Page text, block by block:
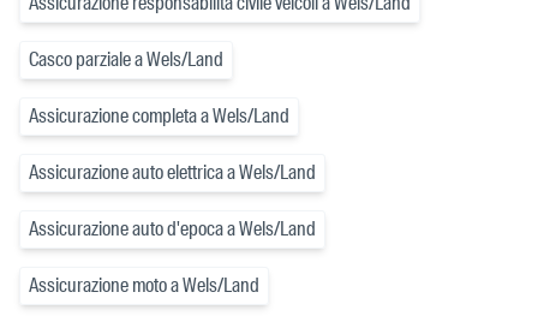
Casco parziale a Wels/Land
Assicurazione completa a Wels/Land
Assicurazione auto elettrica a Wels/Land
Assicurazione auto d'epoca a Wels/Land
Assicurazione moto a Wels/Land